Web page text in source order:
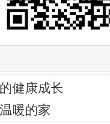
健康成长
暖的家